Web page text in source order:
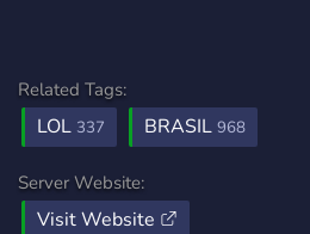
Related Tags:
LOL 337 BRASIL 968
Server Website:
Visit Website